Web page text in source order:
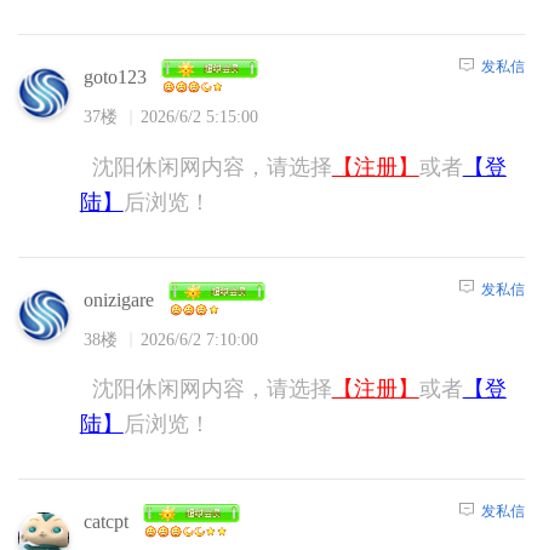
goto123
37楼 2026/6/2 5:15:00
发私信
沈阳休闲网内容，请选择 【注册】 或者 【登
陆】
后浏览！
onizigare
38楼 2026/6/2 7:10:00
发私信
沈阳休闲网内容，请选择 【注册】 或者 【登
陆】
后浏览！
catcpt 发私信